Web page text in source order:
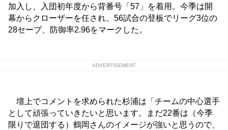
加入し、入団初年度から背番号「57」を着用。今季は開
幕からクローザーを任され、56試合の登板でリーグ3位の
28セーブ、防御率2.96をマークした。
ADVERTISEMENT
壇上でコメントを求められた杉浦は「チームの中心選手
として頑張っていきたいと思います。まだ22番は（今季
限りで退団する）鶴岡さんのイメージが強いと思うので、